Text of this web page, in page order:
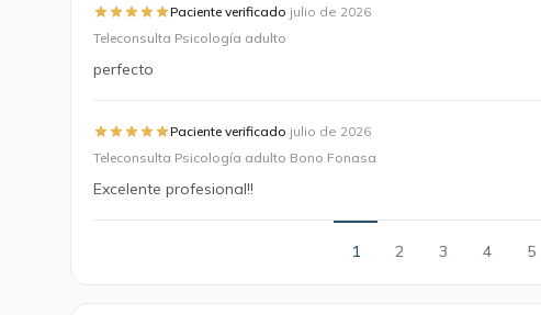
Paciente verificado·julio de 2026
Teleconsulta Psicología adulto
perfecto
Paciente verificado·julio de 2026
Teleconsulta Psicología adulto Bono Fonasa
Excelente profesional!!
1 2 3 4 5